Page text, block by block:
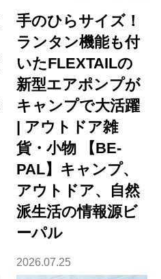
手のひらサイズ！
ランタン機能も付
いたFLEXTAILの
新型エアポンプが
キャンプで大活躍
| アウトドア雑
貨・小物 【BE-
PAL】キャンプ、
アウトドア、自然
派生活の情報源ビ
ーパル
2026.07.25